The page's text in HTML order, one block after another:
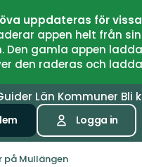
uppdateras för
appen helt från
Den gamla appen
den raderas och
Län Kommuner Bli
Logga in
på Mullängen